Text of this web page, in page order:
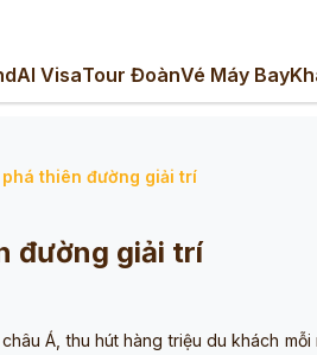
AI VisaTour ĐoànVé Máy Bay
thiên đường giải trí
đường giải trí
Á, thu hút hàng triệu du khách mỗi